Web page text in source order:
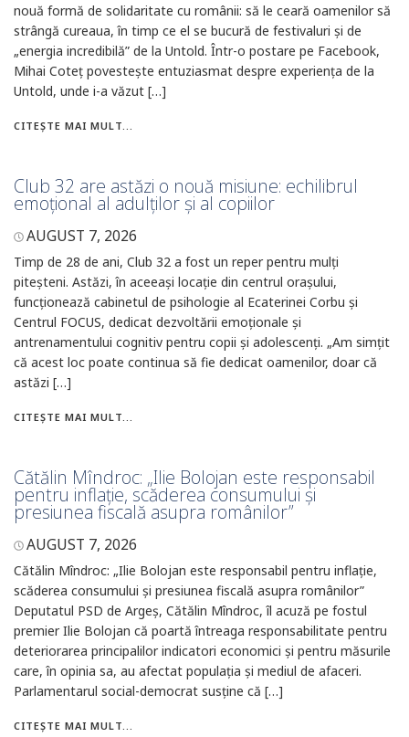
nouă formă de solidaritate cu românii: să le ceară oamenilor să
strângă cureaua, în timp ce el se bucură de festivaluri și de
„energia incredibilă” de la Untold. Într-o postare pe Facebook,
Mihai Coteț povestește entuziasmat despre experiența de la
Untold, unde i-a văzut […]
CITEȘTE MAI MULT...
Club 32 are astăzi o nouă misiune: echilibrul
emoțional al adulților și al copiilor
AUGUST 7, 2026
Timp de 28 de ani, Club 32 a fost un reper pentru mulți
piteșteni. Astăzi, în aceeași locație din centrul orașului,
funcționează cabinetul de psihologie al Ecaterinei Corbu și
Centrul FOCUS, dedicat dezvoltării emoționale și
antrenamentului cognitiv pentru copii și adolescenți. „Am simțit
că acest loc poate continua să fie dedicat oamenilor, doar că
astăzi […]
CITEȘTE MAI MULT...
Cătălin Mîndroc: „Ilie Bolojan este responsabil
pentru inflație, scăderea consumului și
presiunea fiscală asupra românilor”
AUGUST 7, 2026
Cătălin Mîndroc: „Ilie Bolojan este responsabil pentru inflație,
scăderea consumului și presiunea fiscală asupra românilor”
Deputatul PSD de Argeș, Cătălin Mîndroc, îl acuză pe fostul
premier Ilie Bolojan că poartă întreaga responsabilitate pentru
deteriorarea principalilor indicatori economici și pentru măsurile
care, în opinia sa, au afectat populația și mediul de afaceri.
Parlamentarul social-democrat susține că […]
CITEȘTE MAI MULT...